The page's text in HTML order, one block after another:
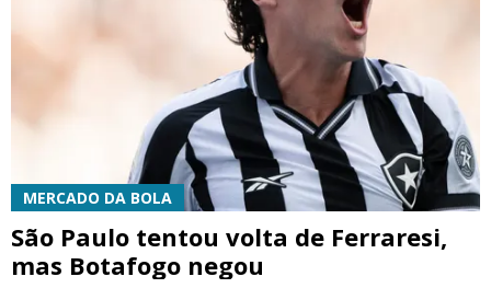
MERCADO DA BOLA
São Paulo tentou volta de Ferraresi,
mas Botafogo negou